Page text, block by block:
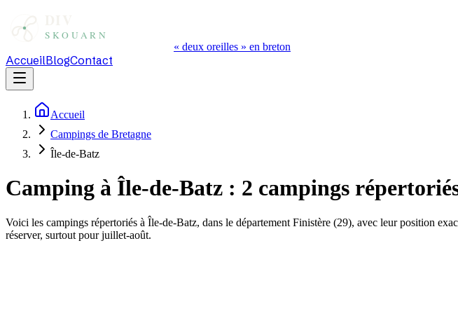
« deux oreilles » en breton
AccueilBlogContact
Accueil
Campings de Bretagne
Île-de-Batz
Camping à Île-de-Batz : 2 campings
Voici les campings répertoriés à Île-de-Batz, dans le département Finistère (29), avec leur position
réserver, surtout pour juillet-août.